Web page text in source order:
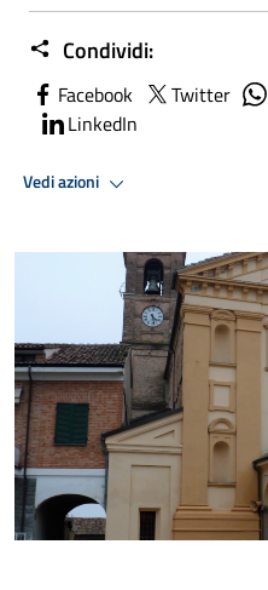
Condividi:
Facebook Twitter
LinkedIn
Vedi azioni